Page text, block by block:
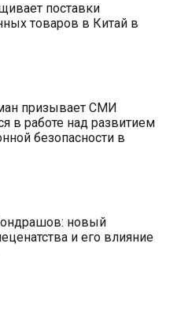
поставки
товаров в Китай в
призывает СМИ
в работе над развитием
безопасности в
новый
и его влияние